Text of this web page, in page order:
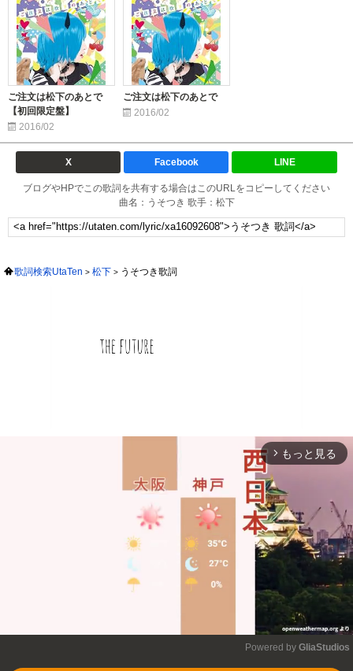
ご注文は松下のあとで
【初回限定盤】
2016/02
ご注文は松下のあとで
2016/02
X Facebook LINE
ブログやHPでこの歌詞を共有する場合はこのURLをコピーしてください
曲名：うそつき 歌手：松下
歌詞検索UtaTen 松下 うそつき歌詞
arrow_forward_ios もっと見る
Powered by GliaStudios